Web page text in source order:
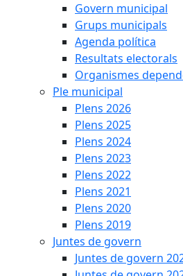
Govern municipal
Grups municipals
Agenda política
Resultats electorals
Organismes
Ple municipal
Plens 2026
Plens 2025
Plens 2024
Plens 2023
Plens 2022
Plens 2021
Plens 2020
Plens 2019
Juntes de govern
Juntes de govern